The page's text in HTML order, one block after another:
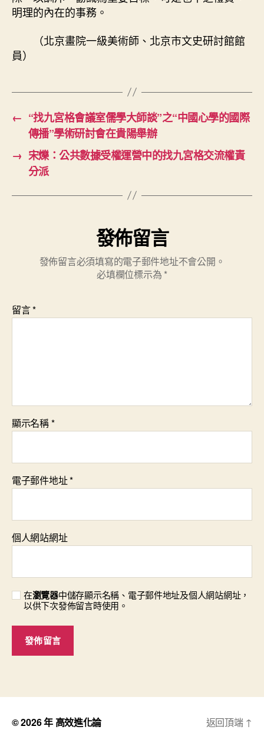
明理的內在的事務。
（北京畫院一級美術師、北京市文史研討館館
員）
← “找九宮格會議室儒學大師談”之“中國心學的國際
傳播”學術研討會在貴陽舉辦
→ 宋爍：公共數據受權運營中的找九宮格交流權責
分派
發佈留言
發佈留言必須填寫的電子郵件地址不會公開。
必填欄位標示為 *
留言*
顯示名稱*
電子郵件地址*
個人網站網址
在瀏覽器中儲存顯示名稱、電子郵件地址及個人網站網址，
以供下次發佈留言時使用。
© 2026 年 高效進化論 返回頂端 ↑